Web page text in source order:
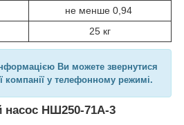
не менше 0,94
25 кг
Ви можете звернутися
компанії у телефонному режимі.
насос НШ250-71А-3